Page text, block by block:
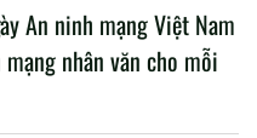
An ninh mạng Việt Nam
nhân văn cho mỗi